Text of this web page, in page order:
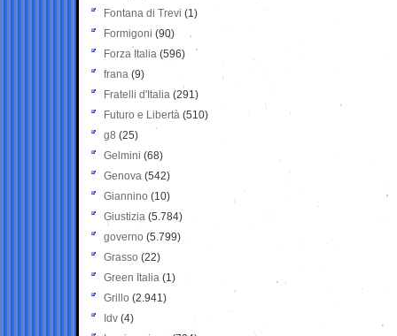
Fontana di Trevi (1)
Formigoni (90)
Forza Italia (596)
frana (9)
Fratelli d'Italia (291)
Futuro e Libertà (510)
g8 (25)
Gelmini (68)
Genova (542)
Giannino (10)
Giustizia (5.784)
governo (5.799)
Grasso (22)
Green Italia (1)
Grillo (2.941)
Idv (4)